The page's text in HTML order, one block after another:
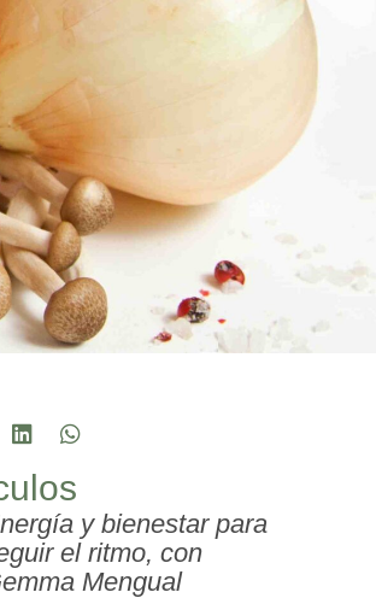
y bienestar para
el ritmo, con
Mengual